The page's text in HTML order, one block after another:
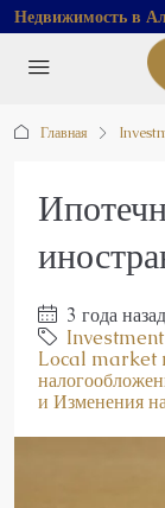
Недвижимость в
Главная
3 года назад
Local market
и Изменения